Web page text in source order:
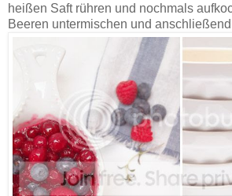
heißen Saft rühren und nochmals
Beeren untermischen und